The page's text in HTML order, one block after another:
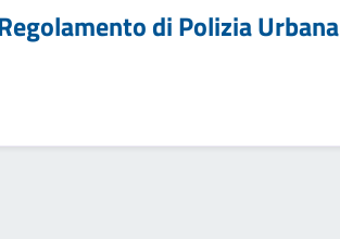
di Polizia Urbana